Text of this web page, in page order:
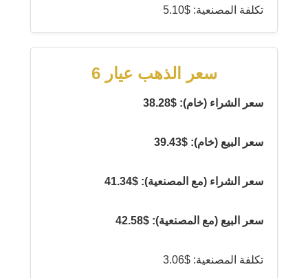
تكلفة المصنعية: $5.10
سعر الذهب عيار 6
سعر الشراء (خام): $38.28
سعر البيع (خام): $39.43
سعر الشراء (مع المصنعية): $41.34
سعر البيع (مع المصنعية): $42.58
تكلفة المصنعية: $3.06